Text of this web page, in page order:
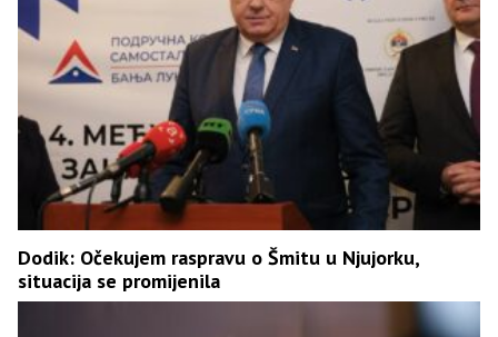
Dodik: Očekujem raspravu o Šmitu u Njujorku,
situacija se promijenila